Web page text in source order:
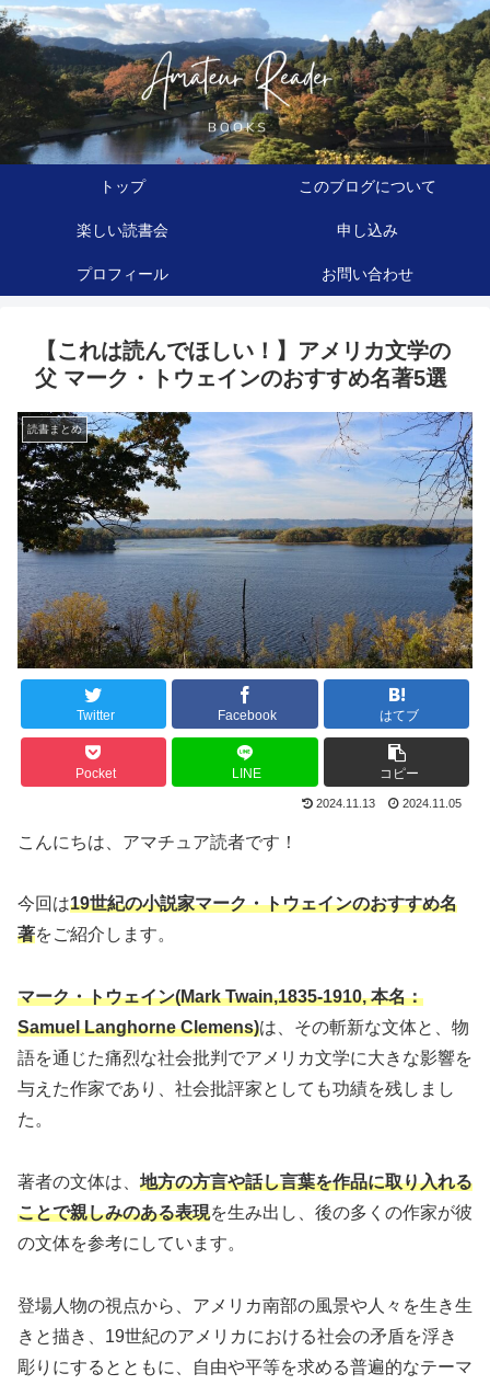
トップ このブログについて
楽しい読書会 申し込み
プロフィール お問い合わせ
【これは読んでほしい！】アメリカ文学の
父 マーク・トウェインのおすすめ名著5選
読書まとめ
Twitter Facebook はてブ
Pocket LINE コピー
2024.11.13 2024.11.05
こんにちは、アマチュア読者です！
今回は19世紀の小説家マーク・トウェインのおすすめ名
著をご紹介します。
マーク・トウェイン(Mark Twain,1835-1910, 本名：
Samuel Langhorne Clemens)は、その斬新な文体と、物
語を通じた痛烈な社会批判でアメリカ文学に大きな影響を
与えた作家であり、社会批評家としても功績を残しまし
た。
著者の文体は、 地方の方言や話し言葉を作品に取り入れる
ことで親しみのある表現を生み出し、後の多くの作家が彼
の文体を参考にしています。
登場人物の視点から、アメリカ南部の風景や人々を生き生
きと描き、19世紀のアメリカにおける社会の矛盾を浮き
彫りにするとともに、自由や平等を求める普遍的なテーマ